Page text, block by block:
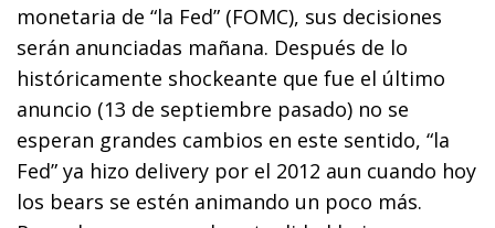
monetaria de “la Fed” (FOMC), sus decisiones
serán anunciadas mañana. Después de lo
históricamente shockeante que fue el último
anuncio (13 de septiembre pasado) no se
esperan grandes cambios en este sentido, “la
Fed” ya hizo delivery por el 2012 aun cuando hoy
los bears se estén animando un poco más.